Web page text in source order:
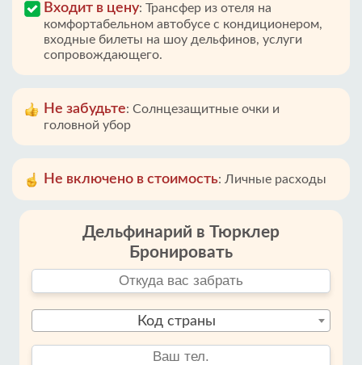
Входит в цену: Трансфер из отеля на
комфортабельном автобусе с кондиционером,
входные билеты на шоу дельфинов, услуги
сопровождающего.
Не забудьте: Солнцезащитные очки и
головной убор
Не включено в стоимость: Личные расходы
Дельфинарий в Тюрклер
Бронировать
Код страны